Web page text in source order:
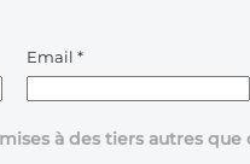
Email *
à des tiers autres